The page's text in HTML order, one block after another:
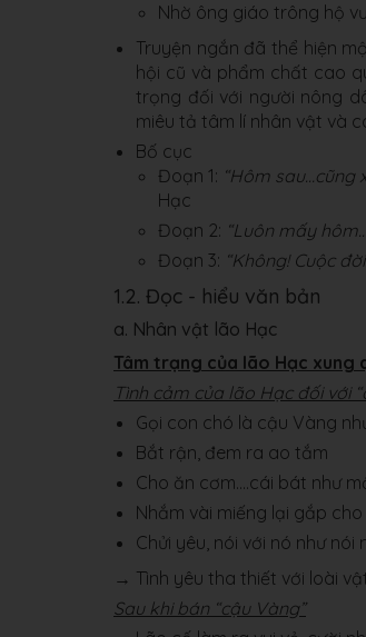
Nhờ ông giáo trông hộ
Truyện ngắn đã thể hiện
hội cũ và phẩm chất cao
trọng đối với người nông
miêu tả tâm lí nhân vật và
Bố cục
Đoạn 1: “Hôm sau…cũng
Hạc
Đoạn 2: “Luôn mấy
Đoạn 3: “Không! Cuộc
1.2. Đọc - hiểu văn bản
a. Nhân vật lão Hạc
Tâm trạng của lão Hạc xung
Tình cảm của lão Hạc đối với
Gọi con chó là cậu Vàng
Bắt rận, đem ra ao tắm
Cho ăn cơm….cái bát như
Nhắm vài miếng lại gắp
Chửi yêu, nói với nó như nói
→ Tình yêu tha thiết với loài
Sau khi bán “cậu Vàng”